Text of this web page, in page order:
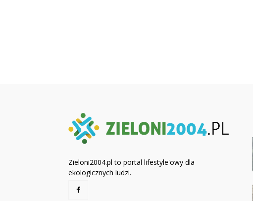
Zieloni2004.pl to portal lifestyle'owy dla
ekologicznych ludzi.